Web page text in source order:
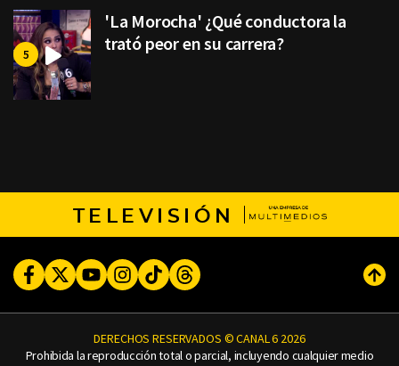
'La Morocha' ¿Qué conductora la
trató peor en su carrera?
TELEVISIÓN
FacebookTwitterYoutubeInstagram
TikTokThreads
DERECHOS RESERVADOS © CANAL 6 2026
Prohibida la reproducción total o parcial, incluyendo cualquier medio